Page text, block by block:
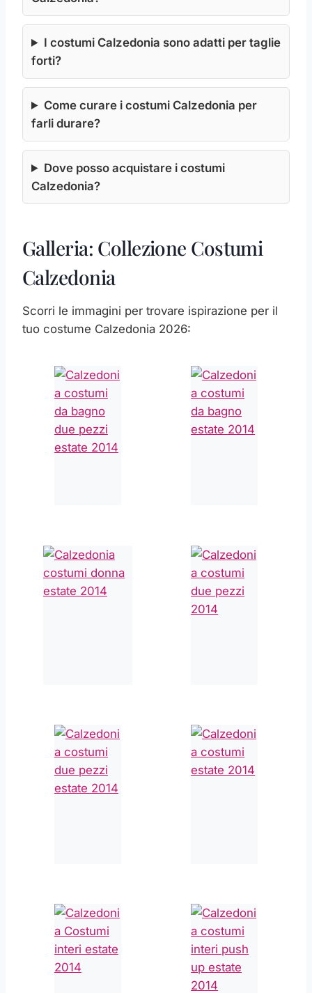
I costumi Calzedonia sono adatti per taglie
forti?
Come curare i costumi Calzedonia per
farli durare?
Dove posso acquistare i costumi
Calzedonia?
Galleria: Collezione Costumi
Calzedonia
Scorri le immagini per trovare ispirazione per il
tuo costume Calzedonia 2026: